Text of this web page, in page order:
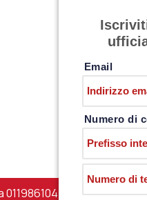
– PRIVACY
Email
Numero di